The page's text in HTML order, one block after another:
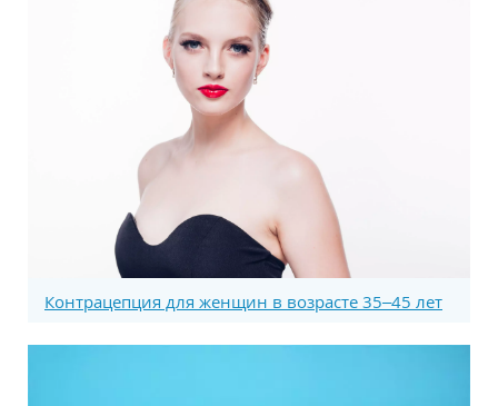
Контрацепция для женщин в возрасте 35–45 лет